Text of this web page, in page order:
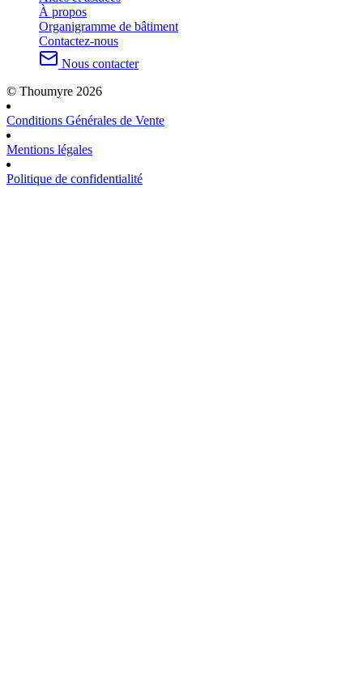
À propos
Organigramme de bâtiment
Contactez-nous
Nous contacter
© Thoumyre 2026
Conditions Générales de Vente
Mentions légales
Politique de confidentialité